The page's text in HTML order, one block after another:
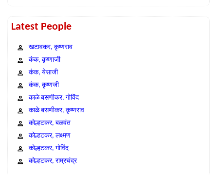
Latest People
खटावकर, कृष्णराव
कंक, कृष्णाजी
कंक, येसाजी
कंक, कृष्णजी
काळे बसणीकर, गोविंद
काळे बसणीकर, कृष्णराव
कोल्हटकर, बळवंत
कोल्हटकर, लक्ष्मण
कोल्हटकर, गोविंद
कोल्हटकर, राम्रचंद्र